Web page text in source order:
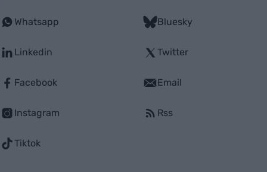
Whatsapp
Linkedin
Facebook
Instagram
Tiktok
Bluesky
Twitter
Email
Rss